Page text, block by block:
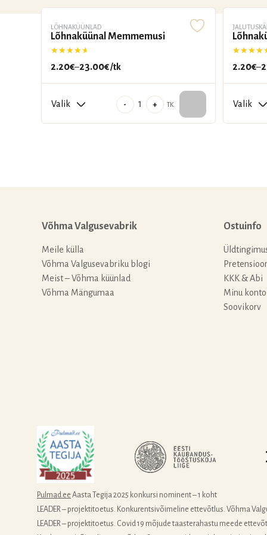
LÕHNAKÜÜNLAD
Lõhnaküünal Memmemusi
Hinnanguga
2.20€–23.00€
Hinnavahemik:
kuni
/tk
-
Lõhnaküünal
Memmemusi
+ TK
2.20€–
kuni
Võhma Valgusevabrik
Meile külla
Võhma Valgusevabriku blogi
Meist – Võhma küünlad
Võhma Mängumaa
Ostuinfo
KKK & Abi
Minu konto
Soovikorv
Pulmad.ee Aasta Tegija 2025 konkursi nominent – 1 koht
LEADER – projektitoetus. Konkurentsivõimeline ettevõtlus. Võhma
LEADER – projektitoetus. Covid 19 mõjude taasterahastu meede